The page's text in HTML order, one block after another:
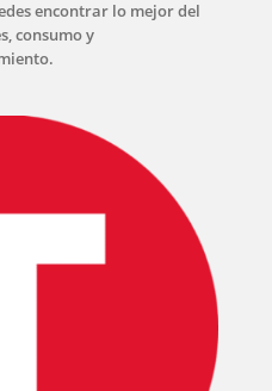
encontrar lo mejor del
consumo y